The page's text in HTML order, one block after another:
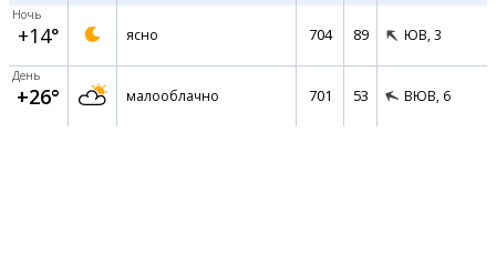
Ночь
+14° ясно 704 89 ЮВ, 3
День
+26° малооблачно 701 53 ВЮВ, 6